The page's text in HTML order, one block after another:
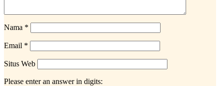
Nama *
Email *
Situs Web
Please enter an answer in digits: